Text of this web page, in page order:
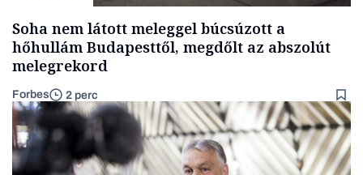
Soha nem látott meleggel búcsúzott a
hőhullám Budapesttől, megdőlt az abszolút
melegrekord
Forbes 2 perc